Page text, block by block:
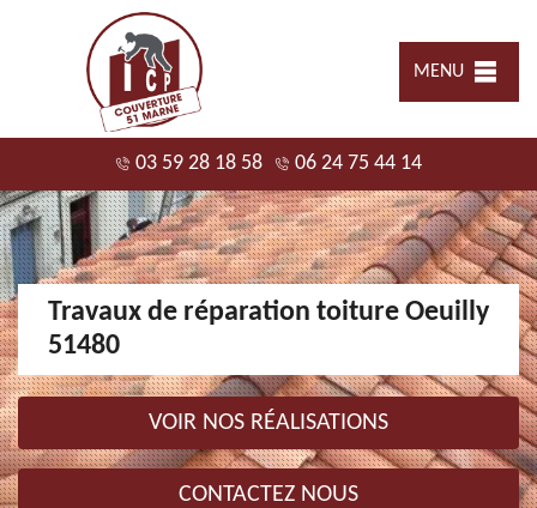
MENU
03 59 28 18 58 06 24 75 44 14
Travaux de réparation toiture Oeuilly
51480
VOIR NOS RÉALISATIONS
CONTACTEZ NOUS